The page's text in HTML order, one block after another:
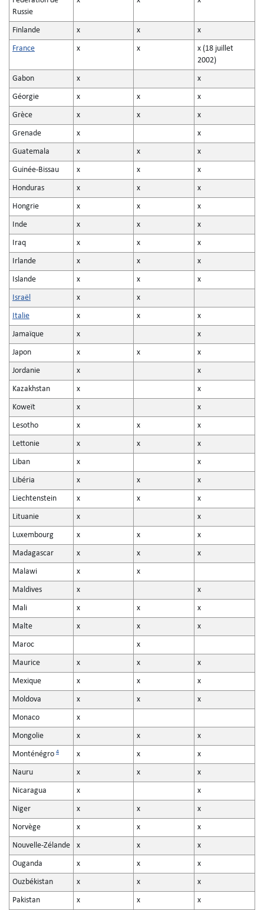
Russie
Finlande x x x
France x x
x (18 juillet
2002)
Gabon x x
Géorgie x x x
Grèce x x x
Grenade x x
Guatemala x x x
Guinée-Bissau x x x
Honduras x x x
Hongrie x x x
Inde x x x
Iraq x x x
Irlande x x x
Islande x x x
Israël x x
Italie x x x
Jamaïque x x
Japon x x x
Jordanie x x
Kazakhstan x x
Koweït x x
Lesotho x x x
Lettonie x x x
Liban x x
Libéria x x x
Liechtenstein x x x
Lituanie x x
Luxembourg x x x
Madagascar x x x
Malawi x x
Maldives x x
Mali x x x
Malte x x x
Maroc x
Maurice x x x
Mexique x x x
Moldova x x x
Monaco x
Mongolie x x x
Monténégro 4 x x x
Nauru x x x
Nicaragua x x
Niger x x x
Norvège x x x
Nouvelle-Zélande x x x
Ouganda x x x
Ouzbékistan x x x
Pakistan x x x